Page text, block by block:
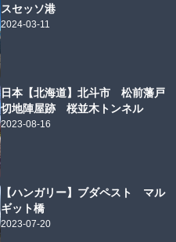
スセッソ港
2024-03-11
日本【北海道】北斗市 松前藩戸
切地陣屋跡 桜並木トンネル
2023-08-16
【ハンガリー】ブダペスト マル
ギット橋
2023-07-20